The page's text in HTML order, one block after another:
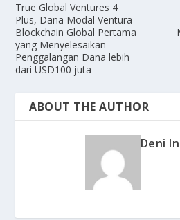
True Global Ventures 4
Plus, Dana Modal Ventura
Blockchain Global Pertama
yang Menyelesaikan
Penggalangan Dana lebih
dari USD100 juta
ABOUT THE AUTHOR
Deni